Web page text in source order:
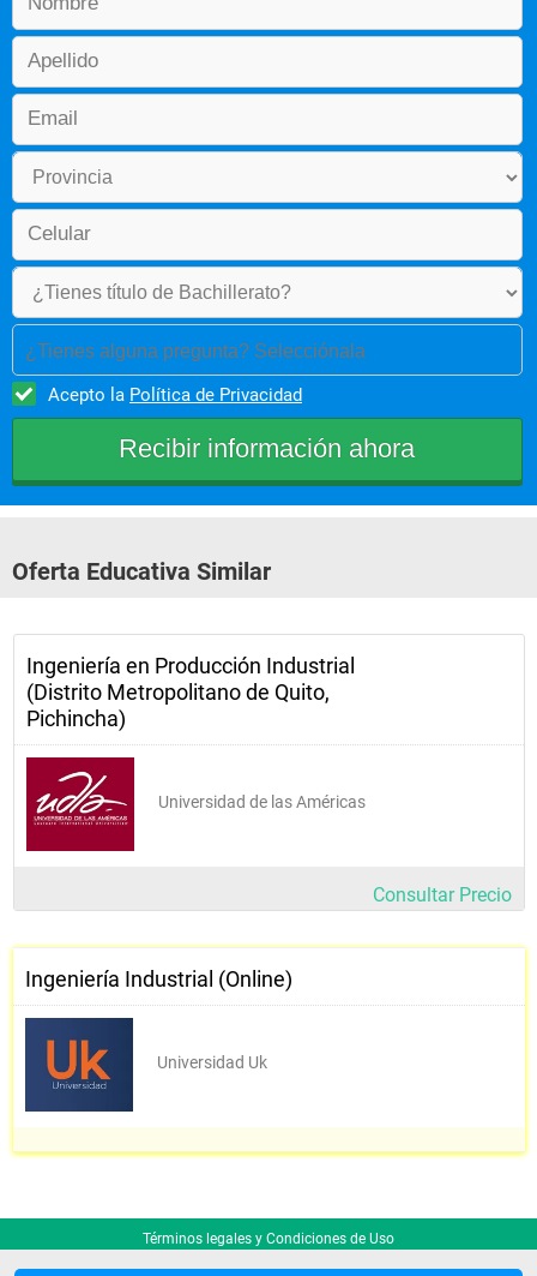
proyectos
sistemas de manufactura
cadena de demanda
valoracion y planif.
Operacional y tecnol. De inf.
tesis ingenieria industrial
tesis ingenieria industrial (investigación)
gerencia de operaciones
gerencia de servicios
optativa ingenieria industrial
¿Tienes alguna pregunta? Selecciónala
Acepto la Política de Privacidad
Oferta Educativa Similar
Ingeniería en Producción Industrial
(Distrito Metropolitano de Quito,
Pichincha)
Universidad de las Américas
Consultar Precio
Ingeniería Industrial (Online)
Universidad Uk
Términos legales y Condiciones de Uso